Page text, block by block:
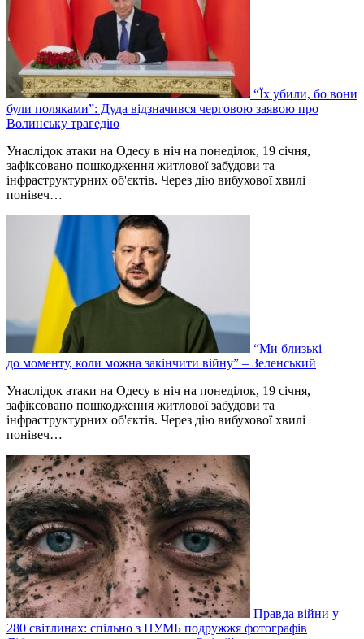
“Їх убили, бо вони
були поляками”: Дуда відзначився черговою заявою про
Волинську трагедію
Унаслідок атаки на Одесу в ніч на понеділок, 19 січня,
зафіксовано пошкодження житлової забудови та
інфраструктурних об'єктів. Через дію вибухової хвилі
понівеч…
“Ми близькі
до моменту, коли можна закінчити війну” – Зеленський
Унаслідок атаки на Одесу в ніч на понеділок, 19 січня,
зафіксовано пошкодження житлової забудови та
інфраструктурних об'єктів. Через дію вибухової хвилі
понівеч…
Правда війни у
280 світлинах: спільно з ПУМБ подружжя фотографів